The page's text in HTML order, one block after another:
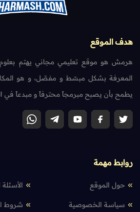
هدف الموقع
هرمش هو موقع تعليمي مجاني يهتم بعلوم
المعرفة بشكل مبسّط و مفصّل، و هو
يطمح بأن يصبح مبرمجاً محترفاً و مبدعاً في
روابط مهمة
حول الموقع
سياسة الخصوصية شروط